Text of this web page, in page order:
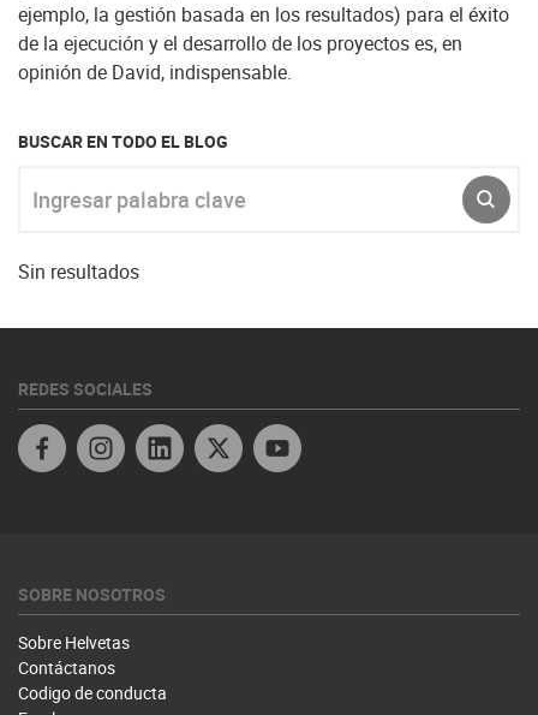
ejemplo, la gestión basada en los resultados) para el éxito
de la ejecución y el desarrollo de los proyectos es, en
opinión de David, indispensable.
BUSCAR EN TODO EL BLOG
Sin resultados
REDES SOCIALES
Linkedin Twitter Honduras
SOBRE NOSOTROS
Sobre Helvetas
Contáctanos
Codigo de conducta